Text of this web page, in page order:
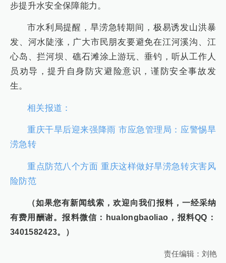
步提升水安全保障能力。
市水利局提醒，旱涝急转期间，极易诱发山洪暴
发、河水陡涨，广大市民朋友要避免在江河溪沟、江
心岛、拦河坝、礁石滩涂上游玩、垂钓，听从工作人
员劝导，提升自身防灾避险意识，谨防安全事故发
生。
相关报道：
重庆干旱后迎来强降雨 市应急管理局：应警惕旱
涝急转
重点防范八个方面 重庆这样做好旱涝急转灾害风
险防范
（如果您有新闻线索，欢迎向我们报料，一经采纳
有费用酬谢。报料微信：hualongbaoliao，报料QQ：
3401582423。）
责任编辑：刘艳